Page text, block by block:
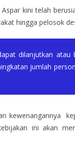
kini telah
hingga pelosok
dilanjutkan atau
jumlah
kewenangannya
ini akan